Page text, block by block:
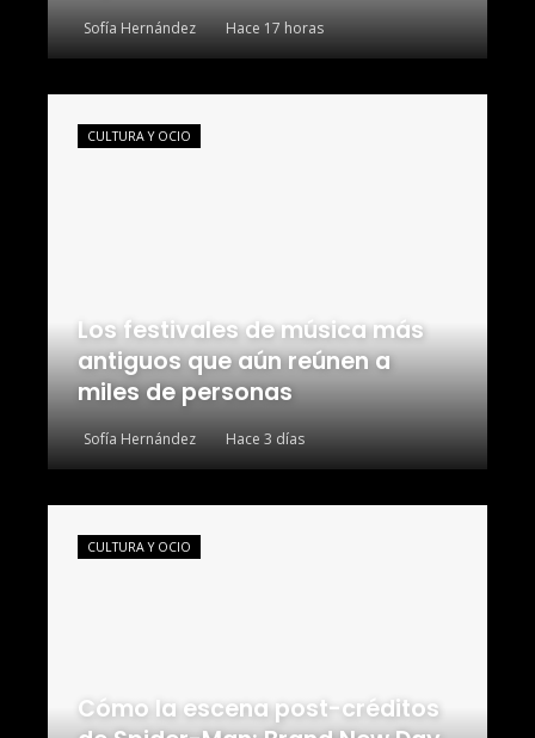
Sofía Hernández Hace 17 horas
CULTURA Y OCIO
Los festivales de música más
antiguos que aún reúnen a
miles de personas
Sofía Hernández Hace 3 días
CULTURA Y OCIO
Cómo la escena post-créditos